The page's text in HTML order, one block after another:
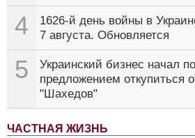
4
1626-й день войны в
7 августа. Обновляется
5
Украинский бизнес начал
предложением откупиться
"Шахедов"
ЧАСТНАЯ ЖИЗНЬ